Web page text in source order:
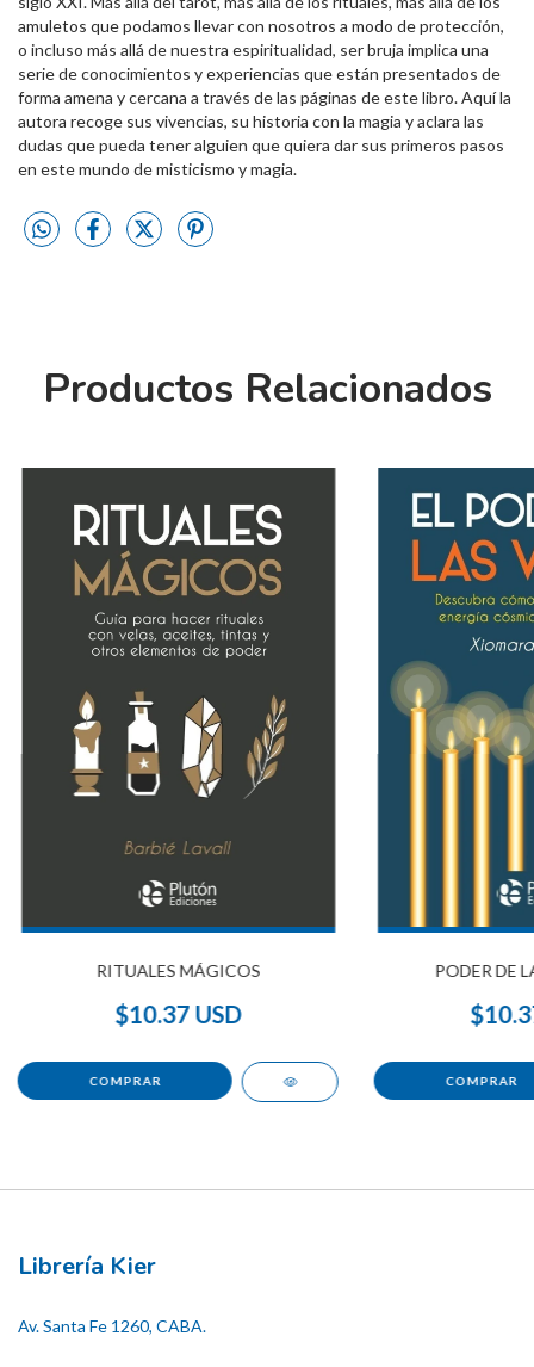
amuletos que podamos llevar con nosotros a modo de protección,
o incluso más allá de nuestra espiritualidad, ser bruja implica una
serie de conocimientos y experiencias que están presentados de
forma amena y cercana a través de las páginas de este libro. Aquí la
autora recoge sus vivencias, su historia con la magia y aclara las
dudas que pueda tener alguien que quiera dar sus primeros pasos
en este mundo de misticismo y magia.
Productos Relacionados
RITUALES MÁGICOS
$10.37 USD
PODER DE
Librería Kier
Av. Santa Fe 1260, CABA.